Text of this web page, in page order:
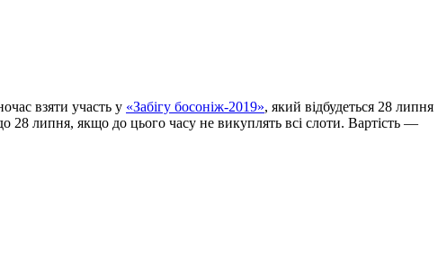
взяти участь у «Забігу босоніж-2019», який відбудеться 28 липня
28 липня, якщо до цього часу не викуплять всі слоти. Вартість —